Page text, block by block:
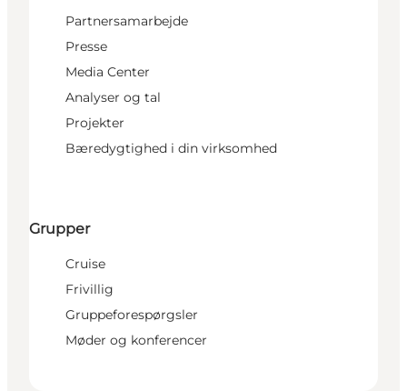
Partnersamarbejde
Presse
Media Center
Analyser og tal
Projekter
Bæredygtighed i din virksomhed
Grupper
Cruise
Frivillig
Gruppeforespørgsler
Møder og konferencer